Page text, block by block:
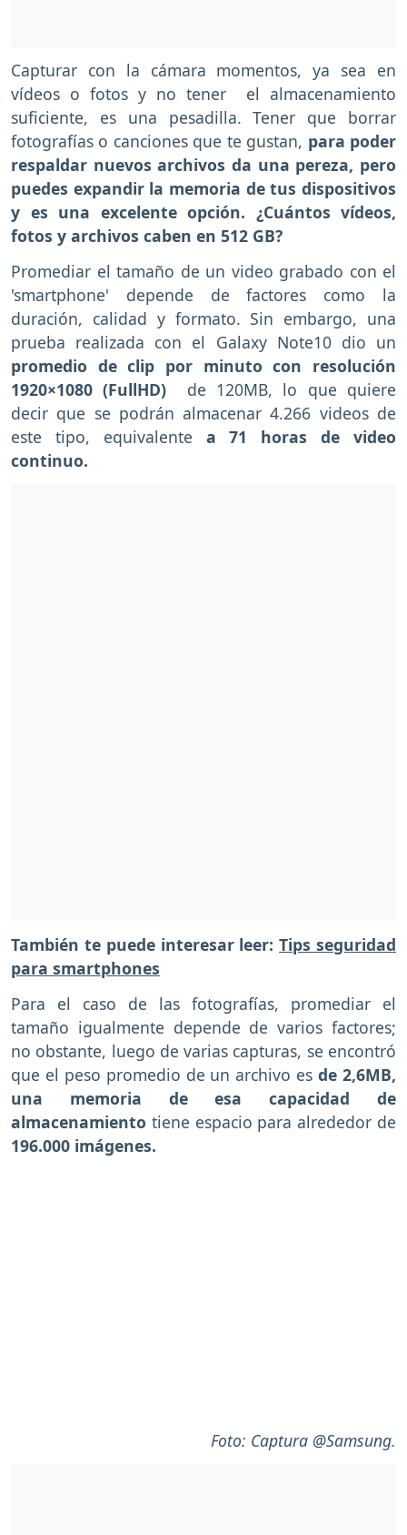
Capturar con la cámara momentos, ya sea en
vídeos o fotos y no tener el almacenamiento
suficiente, es una pesadilla. Tener que borrar
fotografías o canciones que te gustan, para poder
respaldar nuevos archivos da una pereza, pero
puedes expandir la memoria de tus dispositivos
y es una excelente opción. ¿Cuántos vídeos,
fotos y archivos caben en 512 GB?
Promediar el tamaño de un video grabado con el
'smartphone' depende de factores como la
duración, calidad y formato. Sin embargo, una
prueba realizada con el Galaxy Note10 dio un
promedio de clip por minuto con resolución
1920×1080 (FullHD)
de 120MB, lo que quiere
decir que se podrán almacenar 4.266 videos de
este tipo, equivalente a 71 horas de video
continuo.
También te puede interesar leer:Tips seguridad
para smartphones
Para el caso de las fotografías, promediar el
tamaño igualmente depende de varios factores;
no obstante, luego de varias capturas, se encontró
que el peso promedio de un archivo esde 2,6MB,
una memoria de esa capacidad de
almacenamiento tiene espacio para alrededor de
196.000 imágenes.
Foto: Captura @Samsung.